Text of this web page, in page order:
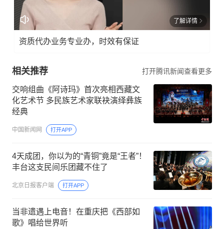
了解详情
资质代办业务专业办，时效有保证
相关推荐 打开腾讯新闻查看更多
交响组曲《阿诗玛》首次亮相西藏文
化艺术节 多民族艺术家联袂演绎彝族
经典
中国新闻网 打开APP
4天成团，你以为的“青铜”竟是“王者”！
丰台这支民间乐团藏不住了
北京日报客户端 打开APP
当非遗遇上电音！在重庆把《西部如
歌》唱给世界听